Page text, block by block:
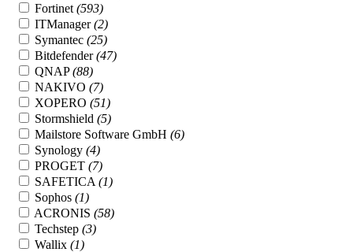
Fortinet (593)
ITManager(2)
Symantec (25)
Bitdefender(47)
QNAP(88)
NAKIVO (7)
XOPERO (51)
Stormshield (5)
Mailstore Software GmbH (6)
Synology (4)
PROGET (7)
SAFETICA (1)
Sophos (1)
ACRONIS (58)
Techstep (3)
Wallix (1)